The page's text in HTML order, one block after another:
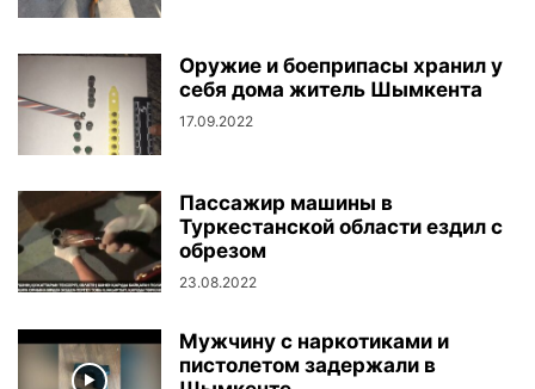
Оружие и боеприпасы хранил у
себя дома житель Шымкента
17.09.2022
Пассажир машины в
Туркестанской области ездил с
обрезом
23.08.2022
Мужчину с наркотиками и
пистолетом задержали в